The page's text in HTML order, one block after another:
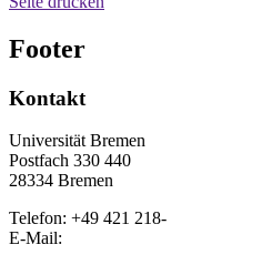
Footer
Kontakt
Universität Bremen
Postfach 330 440
28334 Bremen
Telefon: +49 421 218-
E-Mail: